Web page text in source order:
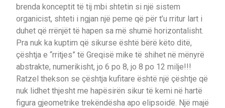
brenda konceptit të tij mbi shtetin si një sistem
organicist, shteti i ngjan një peme që për t’u rritur lart i
duhet që rrënjët të hapen sa më shumë horizontalisht.
Pra nuk ka kuptim që sikurse është bërë këto ditë,
çështja e “rritjes” të Greqisë mike të shihet në mënyrë
abstrakte, numerikisht, jo 6 po 8, jo 8 po 12 milje!!!
Ratzel thekson se çështja kufitare është një çështje që
nuk lidhet thjesht me hapësirën sikur të kemi në hartë
figura gjeometrike trekëndësha apo elipsoidë. Një majë